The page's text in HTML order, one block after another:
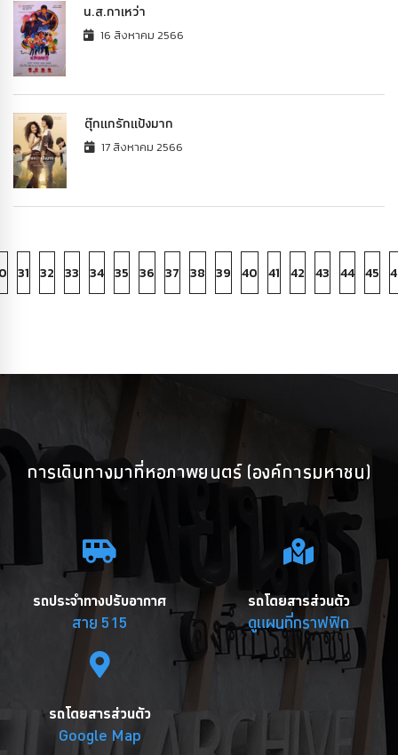
น.ส.กาเหว่า
16 สิงหาคม 2566
ตุ๊กแกรักแป้งมาก
17 สิงหาคม 2566
31 32 33 34 35 36 37 38 39 40 41 42 43 44 45
การเดินทางมาที่หอภาพยนตร์ (องค์การมหาชน)
รถประจำทางปรับอากาศ
สาย 515
รถโดยสารส่วนตัว
ดูแผนที่กราฟฟิก
รถโดยสารส่วนตัว
Google Map